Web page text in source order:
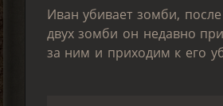
Иван убивает зомби,
двух зомби он недавно
за ним и приходим к его